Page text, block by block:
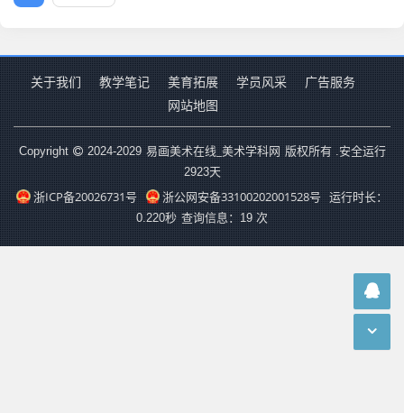
关于我们 教学笔记 美育拓展 学员风采
广告服务
网站地图
Copyright 2024-2029 易画美术在线_美术学科网 版权所有 .安全运行
2923天
浙ICP备20026731号 浙公网安备33100202001528号
运行时长：
0.220秒 查询信息：19 次